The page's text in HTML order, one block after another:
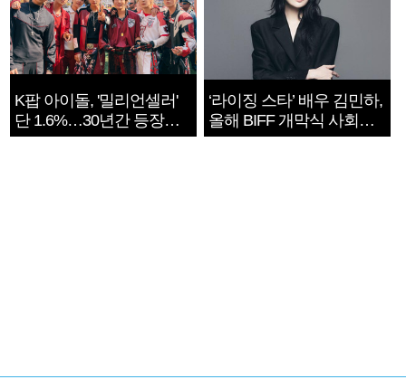
K팝 아이돌, '밀리언셀러'
단 1.6%…30년간 등장
1182개팀 전수조사
‘라이징 스타’ 배우 김민하,
올해 BIFF 개막식 사회자
확정